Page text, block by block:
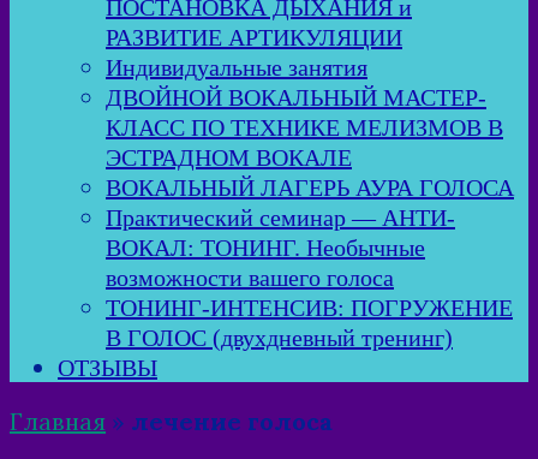
ПОСТАНОВКА ДЫХАНИЯ и
РАЗВИТИЕ АРТИКУЛЯЦИИ
Индивидуальные занятия
ДВОЙНОЙ ВОКАЛЬНЫЙ МАСТЕР-
КЛАСС ПО ТЕХНИКЕ МЕЛИЗМОВ В
ЭСТРАДНОМ ВОКАЛЕ
ВОКАЛЬНЫЙ ЛАГЕРЬ АУРА ГОЛОСА
Практический семинар — АНТИ-
ВОКАЛ: ТОНИНГ. Необычные
возможности вашего голоса
ТОНИНГ-ИНТЕНСИВ: ПОГРУЖЕНИЕ
В ГОЛОС (двухдневный тренинг)
ОТЗЫВЫ
Главная » лечение голоса